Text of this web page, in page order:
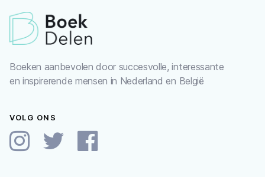
Boeken aanbevolen door succesvolle, interessante
en inspirerende mensen in Nederland en België
VOLG ONS